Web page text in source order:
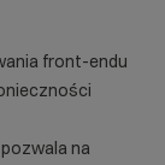
front-endu
na